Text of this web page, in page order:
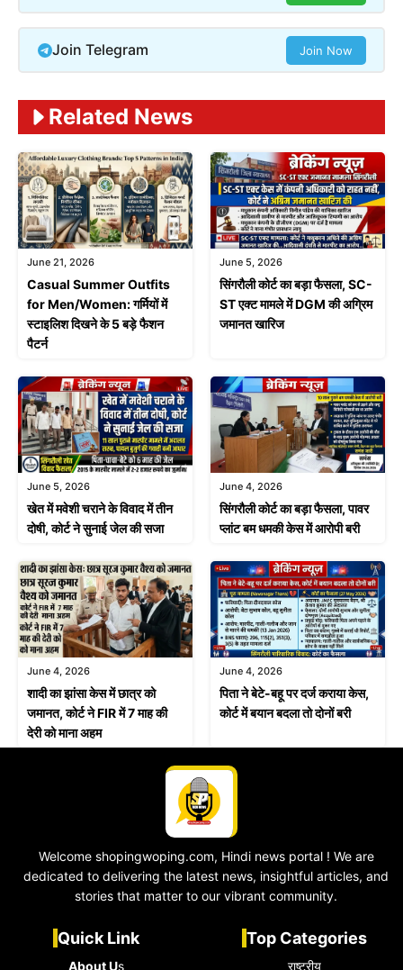
Join Telegram Join Now
Related News
June 21, 2026
Casual Summer Outfits
for Men/Women: गर्मियों में
स्टाइलिश दिखने के 5 बड़े फैशन
पैटर्न
June 5, 2026
सिंगरौली कोर्ट का बड़ा फैसला, SC-
ST एक्ट मामले में DGM की अग्रिम
जमानत खारिज
June 5, 2026
खेत में मवेशी चराने के विवाद में तीन
दोषी, कोर्ट ने सुनाई जेल की सजा
June 4, 2026
सिंगरौली कोर्ट का बड़ा फैसला, पावर
प्लांट बम धमकी केस में आरोपी बरी
June 4, 2026
शादी का झांसा केस में छात्र को
जमानत, कोर्ट ने FIR में 7 माह की
देरी को माना अहम
June 4, 2026
पिता ने बेटे-बहू पर दर्ज कराया केस,
कोर्ट में बयान बदला तो दोनों बरी
Welcome shopingwoping.com, Hindi news portal ! We are
dedicated to delivering the latest news, insightful articles, and
stories that matter to our vibrant community.
Quick Link
About Us
Top Categories
राष्ट्रीय